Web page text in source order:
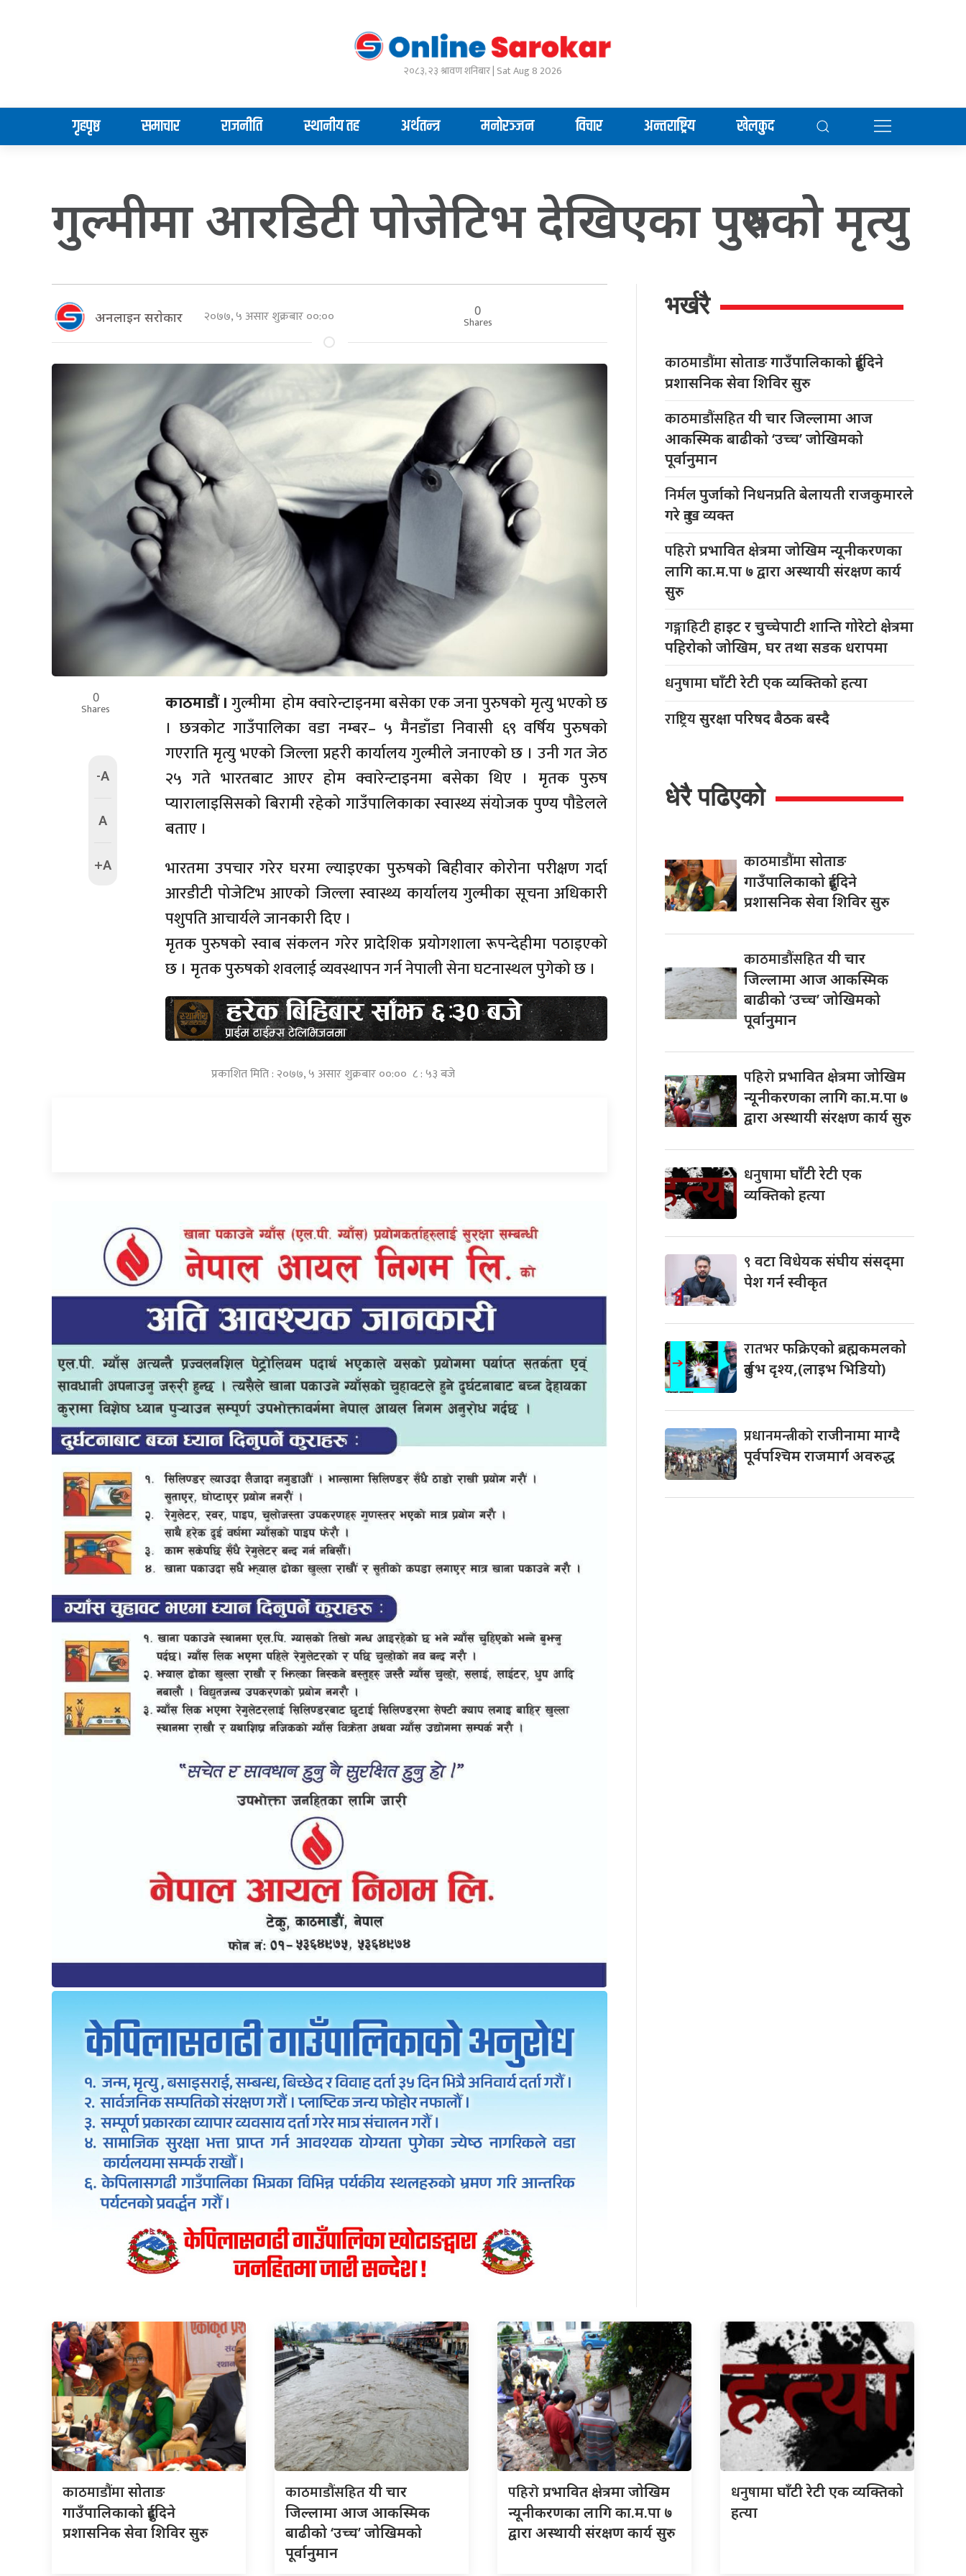
२०८३, २३ श्रावण शनिबार | Sat Aug 8 2026
गृहपृष्ठ समाचार राजनीति स्थानीय तह अर्थतन्त्र मनोरञ्जन विचार अन्तराष्ट्रिय खेलकुद
गुल्मीमा आरडिटी पोजेटिभ देखिएका पुरुषको मृत्यु
अनलाइन सराेकार २०७७, ५ असार शुक्रबार ००:०० 0
Shares
0
Shares
-A
A
+A
काठमाडौं ।गुल्मीमा होम क्वारेन्टाइनमा बसेका एक जना पुरुषको मृत्यु भएको छ
। छत्रकोट गाउँपालिका वडा नम्बर– ५ मैनडाँडा निवासी ६९ वर्षिय पुरुषको
गएराति मृत्यु भएको जिल्ला प्रहरी कार्यालय गुल्मीले जनाएको छ । उनी गत जेठ
२५ गते भारतबाट आएर होम क्वारेन्टाइनमा बसेका थिए । मृतक पुरुष
प्यारालाइसिसको बिरामी रहेको गाउँपालिकाका स्वास्थ्य संयोजक पुण्य पौडेलले
बताए ।
भारतमा उपचार गरेर घरमा ल्याइएका पुरुषको बिहीवार कोरोना परीक्षण गर्दा
आरडीटी पोजेटिभ आएको जिल्ला स्वास्थ्य कार्यालय गुल्मीका सूचना अधिकारी
पशुपति आचार्यले जानकारी दिए ।
मृतक पुरुषको स्वाब संकलन गरेर प्रादेशिक प्रयोगशाला रूपन्देहीमा पठाइएको
छ । मृतक पुरुषको शवलाई व्यवस्थापन गर्न नेपाली सेना घटनास्थल पुगेको छ ।
प्रकाशित मिति : २०७७, ५ असार शुक्रबार ००:०० ८ : ५३ बजे
भर्खरै
काठमाडौंमासोताङ गाउँपालिकाको दुईदिने
प्रशासनिक सेवा शिविर सुरु
काठमाडौंसहितयी चार जिल्लामा आज
आकस्मिक बाढीको ‘उच्च’ जोखिमको
पूर्वानुमान
निर्मलपुर्जाको निधनप्रति बेलायती राजकुमारले
गरे दुःख व्यक्त
पहिरोप्रभावित क्षेत्रमा जोखिम न्यूनीकरणका
लागि का.म.पा ७ द्वारा अस्थायी संरक्षण कार्य
सुरु
गङ्गाहिटीहाइट र चुच्चेपाटी शान्ति गोरेटो क्षेत्रमा
पहिरोको जोखिम, घर तथा सडक धरापमा
धनुषामाघाँटी रेटी एक व्यक्तिको हत्या
राष्ट्रियसुरक्षा परिषद बैठक बस्दै
धेरै पढिएको
काठमाडौंमासोताङ
गाउँपालिकाको दुईदिने
प्रशासनिक सेवा शिविर सुरु
काठमाडौंसहितयी चार
जिल्लामा आज आकस्मिक
बाढीको ‘उच्च’ जोखिमको
पूर्वानुमान
पहिरोप्रभावित क्षेत्रमा जोखिम
न्यूनीकरणका लागि का.म.पा ७
द्वारा अस्थायी संरक्षण कार्य सुरु
धनुषामाघाँटी रेटी एक
व्यक्तिको हत्या
९वटा विधेयक संघीय संसद्‌मा
पेश गर्न स्वीकृत
रातभरफक्रिएको ब्रह्मकमलको
दुर्लभ दृश्य,(लाइभ भिडियो)
प्रधानमन्त्रीकोराजीनामा माग्दै
पूर्वपश्चिम राजमार्ग अवरुद्ध
काठमाडौंमासोताङ
गाउँपालिकाको दुईदिने
प्रशासनिक सेवा शिविर सुरु
काठमाडौंसहितयी चार
जिल्लामा आज आकस्मिक
बाढीको ‘उच्च’ जोखिमको
पूर्वानुमान
पहिरोप्रभावित क्षेत्रमा जोखिम
न्यूनीकरणका लागि का.म.पा ७
द्वारा अस्थायी संरक्षण कार्य सुरु
धनुषामाघाँटी रेटी एक व्यक्तिको
हत्या